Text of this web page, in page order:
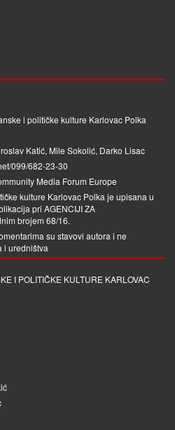
i političke kulture Karlovac Polka
Katić, Mile Sokolić, Darko Lisac
099/682-23-30
Media Forum Europe
kulture Karlovac Polka je upisana u
pri AGENCIJI ZA
brojem 68/16.
su stavovi autora i ne
i uredništva
I POLITIČKE KULTURE KARLOVAC